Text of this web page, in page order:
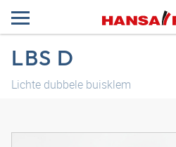
LBS D
Lichte dubbele buisklem